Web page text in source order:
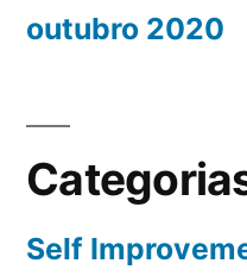
outubro 2020
Self